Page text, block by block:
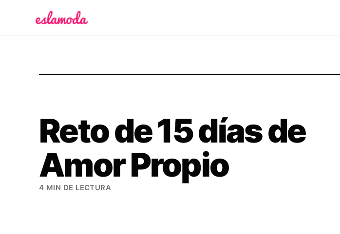
Reto de 15 días de
Amor Propio
4 MIN DE LECTURA